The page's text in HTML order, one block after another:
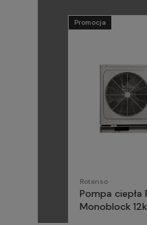
Rotenso
Pompa ciepła
Monoblock
Promocja